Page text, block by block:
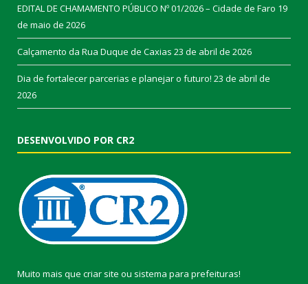
EDITAL DE CHAMAMENTO PÚBLICO Nº 01/2026 – Cidade de Faro 19
de maio de 2026
Calçamento da Rua Duque de Caxias 23 de abril de 2026
Dia de fortalecer parcerias e planejar o futuro! 23 de abril de
2026
DESENVOLVIDO POR CR2
Muito mais que criar site ou sistema para prefeituras!